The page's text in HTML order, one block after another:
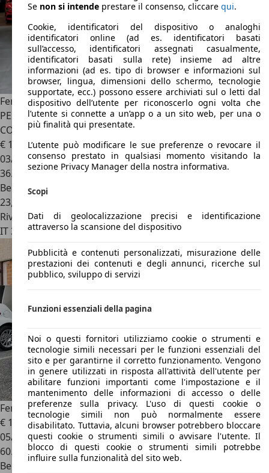
Ferrari 5755.8 M Maranello F1-INTROVABILE IN QUESTE
PERFETTE CONDIZIONI-UNO DEGLI ULTIMI ESEMPLARI
COSTRUITI-IMMATRICOLATA 03/2005
€ 156.000
03/2005
36.938 km
Benzina
23,5 l/100 km (comb.)
Rivenditore
IT 33100Udine
Ferrari 5755.8 M HGTC 1/100
€ 135.000
05/2005
60.500 km
Benzina
Se non si intende prestare il consenso, cliccare qui.
Cookie, identificatori del dispositivo o analoghi
identificatori online (ad es. identificatori basati
sull’accesso, identificatori assegnati casualmente,
identificatori basati sulla rete) insieme ad altre
informazioni (ad es. tipo di browser e informazioni sul
browser, lingua, dimensioni dello schermo, tecnologie
supportate, ecc.) possono essere archiviati sul o letti dal
dispositivo dell’utente per riconoscerlo ogni volta che
l’utente si connette a un’app o a un sito web, per una o
più finalità qui presentate.
L’utente può modificare le sue preferenze o revocare il
consenso prestato in qualsiasi momento visitando la
sezione Privacy Manager della nostra informativa.
Scopi
Dati di geolocalizzazione precisi e identificazione
attraverso la scansione del dispositivo
Pubblicità e contenuti personalizzati, misurazione delle
prestazioni dei contenuti e degli annunci, ricerche sul
pubblico, sviluppo di servizi
Funzioni essenziali della pagina
Noi o questi fornitori utilizziamo cookie o strumenti e
tecnologie simili necessari per le funzioni essenziali del
sito e per garantirne il corretto funzionamento. Vengono
in genere utilizzati in risposta all'attività dell'utente per
abilitare funzioni importanti come l'impostazione e il
mantenimento delle informazioni di accesso o delle
preferenze sulla privacy. L'uso di questi cookie o
tecnologie simili non può normalmente essere
disabilitato. Tuttavia, alcuni browser potrebbero bloccare
questi cookie o strumenti simili o avvisare l'utente. Il
blocco di questi cookie o strumenti simili potrebbe
influire sulla funzionalità del sito web.